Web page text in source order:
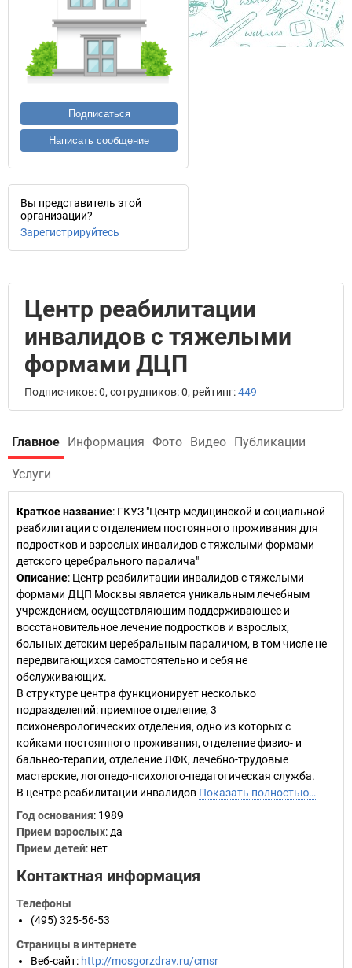
Подписаться
Написать сообщение
Вы представитель этой
организации?
Зарегистрируйтесь
Центр реабилитации
инвалидов с тяжелыми
формами ДЦП
Подписчиков: 0, сотрудников: 0, рейтинг:449
Главное Информация Фото Видео Публикации
Услуги
Краткое название: ГКУЗ "Центр медицинской и социальной
реабилитации с отделением постоянного проживания для
подростков и взрослых инвалидов с тяжелыми формами
детского церебрального паралича"
Описание: Центр реабилитации инвалидов с тяжелыми
формами ДЦП Москвы является уникальным лечебным
учреждением, осуществляющим поддерживающее и
восстановительное лечение подростков и взрослых,
больных детским церебральным параличом, в том числе не
передвигающихся самостоятельно и себя не
обслуживающих.
В структуре центра функционирует несколько
подразделений: приемное отделение, 3
психоневрологических отделения, одно из которых с
койками постоянного проживания, отделение физио- и
бальнео-терапии, отделение ЛФК, лечебно-трудовые
мастерские, логопедо-психолого-педагогическая служба.
В центре реабилитации инвалидов Показать полностью…
Год основания: 1989
Прием взрослых: да
Прием детей: нет
Контактная информация
Телефоны
(495) 325-56-53
Страницы в интернете
Веб-сайт: http://mosgorzdrav.ru/cmsr